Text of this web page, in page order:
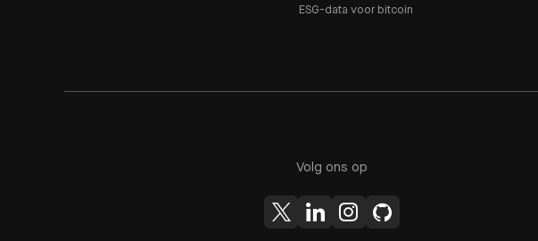
ESG-data voor bitcoin
Volg ons op